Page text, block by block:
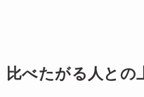
比べたがる人との